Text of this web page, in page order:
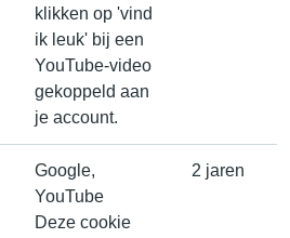
klikken op 'vind
ik leuk' bij een
YouTube-video
gekoppeld aan
je account.
Google,
YouTube
Deze cookie
2 jaren